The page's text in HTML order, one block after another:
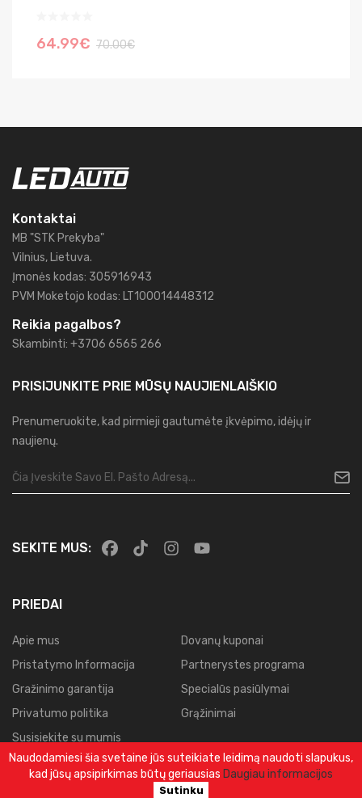
64.99€ 70.00€
Naudodamiesi šia svetaine jūs suteikiate leidimą naudoti slapukus,
kad jūsų apsipirkimas būtų geriausias Daugiau informacijos
Sutinku
Kontaktai
MB "STK Prekyba"
Vilnius, Lietuva.
Įmonės kodas: 305916943
PVM Moketojo kodas: LT100014448312
Reikia pagalbos?
Skambinti: +3706 6565 266
PRISIJUNKITE PRIE MŪSŲ NAUJIENLAIŠKIO
Prenumeruokite, kad pirmieji gautumėte įkvėpimo, idėjų ir
naujienų.
SEKITE MUS:
PRIEDAI
Apie mus
Pristatymo Informacija
Gražinimo garantija
Privatumo politika
Susisiekite su mumis
Svetainės planas
Dovanų kuponai
Partnerystes programa
Specialūs pasiūlymai
Grąžinimai